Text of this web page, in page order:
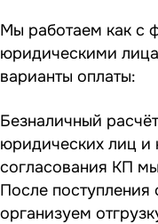
Мы работаем как с
юридическими
варианты оплаты:
Безналичный
юридических лиц и
согласования КП
После поступления
организуем